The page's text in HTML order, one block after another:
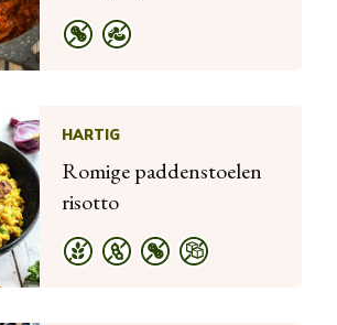
HARTIG
Romige paddenstoelen
risotto